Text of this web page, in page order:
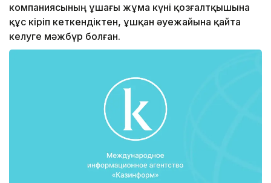
компаниясының ұшағы жұма күні қозғалтқышына
құс кіріп кеткендіктен, ұшқан әуежайына қайта
келуге мәжбүр болған.